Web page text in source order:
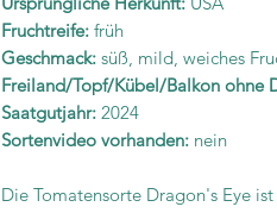
Fruchtreife: früh
Geschmack: süß, mild, weiches
Freiland/Topf/Kübel/Balkon ohne
Saatgutjahr: 2024
Sortenvideo vorhanden: nein
Die Tomatensorte Dragon's Eye